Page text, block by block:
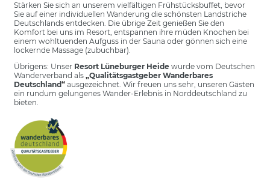
Stärken Sie sich an unserem vielfältigen Frühstücksbuffet, bevor
Sie auf einer individuellen Wanderung die schönsten Landstriche
Deutschlands entdecken. Die übrige Zeit genießen Sie den
Komfort bei uns im Resort, entspannen ihre müden Knochen bei
einem wohltuenden Aufguss in der Sauna oder gönnen sich eine
lockernde Massage (zubuchbar).
Übrigens: Unser Resort Lüneburger Heide wurde vom Deutschen
Wanderverband als„Qualitätsgastgeber Wanderbares
Deutschland“ ausgezeichnet. Wir freuen uns sehr, unseren Gästen
ein rundum gelungenes Wander-Erlebnis in Norddeutschland zu
bieten.